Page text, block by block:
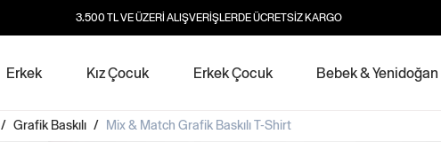
3.500 TL VE ÜZERİ ALIŞVERİŞLERDE ÜCRETSİZ KARGO
Erkek Kız Çocuk Erkek Çocuk Bebek & Yenidoğan
/ Grafik Baskılı / Mix & Match Grafik Baskılı T-Shirt